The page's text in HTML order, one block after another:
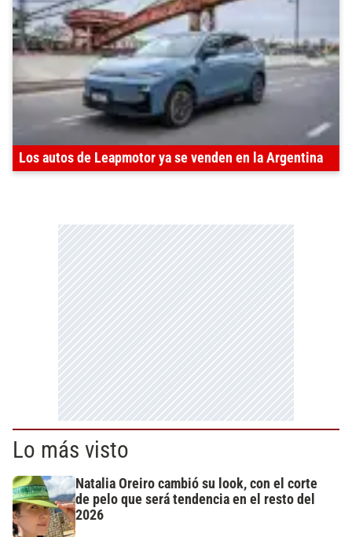
Los autos de Leapmotor ya se venden en la Argentina
Lo más visto
Natalia Oreiro cambió su look, con el corte
de pelo que será tendencia en el resto del
2026